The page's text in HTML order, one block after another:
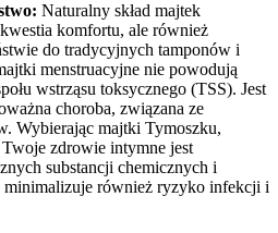
Naturalny skład majtek
komfortu, ale również
do tradycyjnych tamponów i
menstruacyjne nie powodują
wstrząsu toksycznego (TSS). Jest
choroba, związana ze
Wybierając majtki Tymoszku,
zdrowie intymne jest
substancji chemicznych i
minimalizuje również ryzyko infekcji i